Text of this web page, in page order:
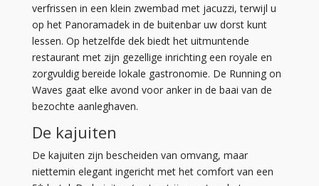
verfrissen in een klein zwembad met jacuzzi, terwijl u
op het Panoramadek in de buitenbar uw dorst kunt
lessen. Op hetzelfde dek biedt het uitmuntende
restaurant met zijn gezellige inrichting een royale en
zorgvuldig bereide lokale gastronomie. De Running on
Waves gaat elke avond voor anker in de baai van de
bezochte aanleghaven.
De kajuiten
De kajuiten zijn bescheiden van omvang, maar
niettemin elegant ingericht met het comfort van een